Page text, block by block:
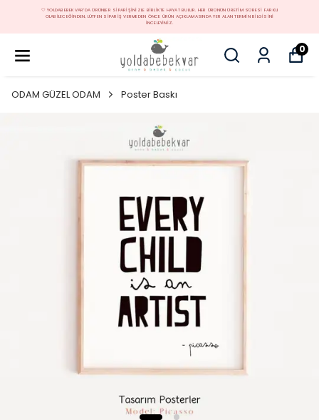
🤍 YOLDABEBEKVAR'DA ÜRÜNLER SIPARIŞINIZLE BIRLIKTE HAYAT BULUR. HER ÜRÜNÜN ÜRETIM SÜRESI FARKLI
OLABILECEĞINDEN, LÜTFEN SIPARIŞ VERMEDEN ÖNCE ÜRÜN AÇIKLAMASINDA YER ALAN TERMIN BILGISINI
INCELEYINIZ.
0
ODAM GÜZEL ODAM Poster Baskı